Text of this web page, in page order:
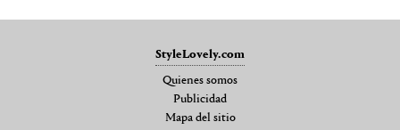
StyleLovely.com
Quienes somos
Publicidad
Mapa del sitio